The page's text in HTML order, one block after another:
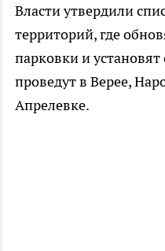
Власти утвердили
территорий, где
парковки и
проведут в Верее,
Апрелевке.